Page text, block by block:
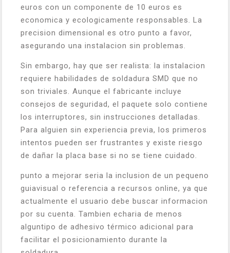
euros con un componente de 10 euros es
economica y ecologicamente responsables. La
precision dimensional es otro punto a favor,
asegurando una instalacion sin problemas.
Sin embargo, hay que ser realista: la instalacion
requiere habilidades de soldadura SMD que no
son triviales. Aunque el fabricante incluye
consejos de seguridad, el paquete solo contiene
los interruptores, sin instrucciones detalladas.
Para alguien sin experiencia previa, los primeros
intentos pueden ser frustrantes y existe riesgo
de dañar la placa base si no se tiene cuidado.
punto a mejorar seria la inclusion de un pequeno
guiavisual o referencia a recursos online, ya que
actualmente el usuario debe buscar informacion
por su cuenta. Tambien echaria de menos
alguntipo de adhesivo térmico adicional para
facilitar el posicionamiento durante la